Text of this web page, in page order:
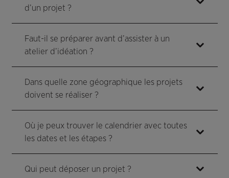
d’un projet ?
Faut-il se préparer avant d’assister à un
atelier d’idéation ?
Dans quelle zone géographique les projets
doivent se réaliser ?
Où je peux trouver le calendrier avec toutes
les dates et les étapes ?
Qui peut déposer un projet ?